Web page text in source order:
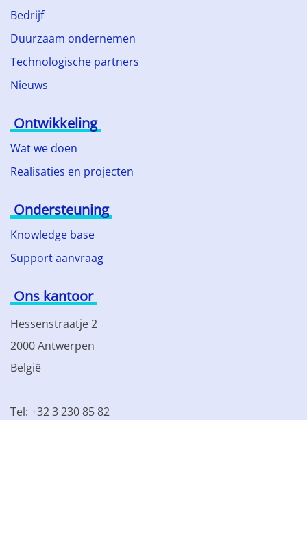
Bedrijf
Duurzaam ondernemen
Technologische partners
Nieuws
Ontwikkeling
Wat we doen
Realisaties en projecten
Ondersteuning
Knowledge base
Support aanvraag
Ons kantoor
Hessenstraatje 2
2000 Antwerpen
België
Tel: +32 3 230 85 82